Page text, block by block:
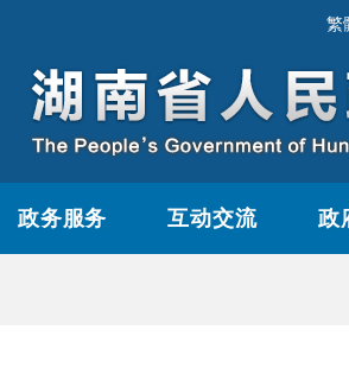
繁
政务服务 互动交流 政